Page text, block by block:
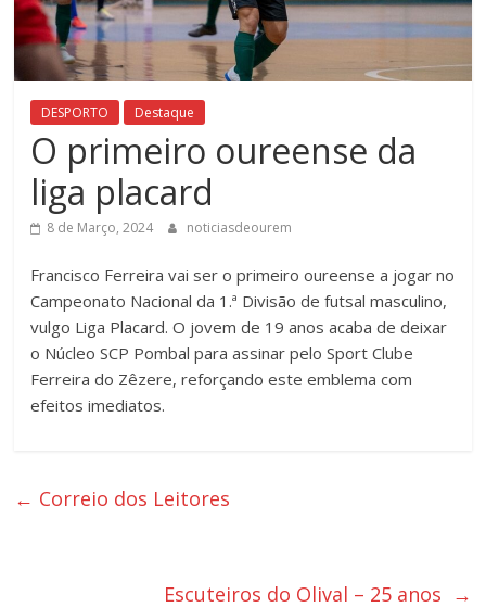
DESPORTO Destaque
O primeiro oureense da
liga placard
8 de Março, 2024 noticiasdeourem
Francisco Ferreira vai ser o primeiro oureense a jogar no
Campeonato Nacional da 1.ª Divisão de futsal masculino,
vulgo Liga Placard. O jovem de 19 anos acaba de deixar
o Núcleo SCP Pombal para assinar pelo Sport Clube
Ferreira do Zêzere, reforçando este emblema com
efeitos imediatos.
← Correio dos Leitores
Escuteiros do Olival – 25 anos →